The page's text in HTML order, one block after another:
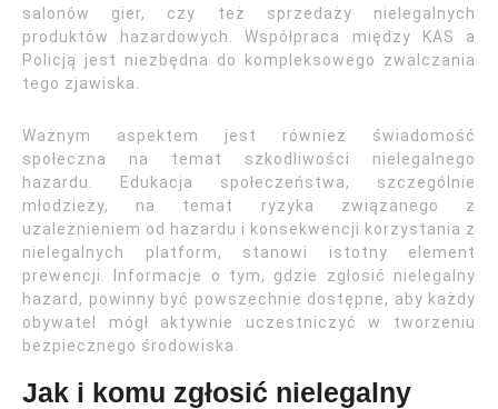
salonów gier, czy też sprzedaży nielegalnych
produktów hazardowych. Współpraca między KAS a
Policją jest niezbędna do kompleksowego zwalczania
tego zjawiska.
Ważnym aspektem jest również świadomość
społeczna na temat szkodliwości nielegalnego
hazardu. Edukacja społeczeństwa, szczególnie
młodzieży, na temat ryzyka związanego z
uzależnieniem od hazardu i konsekwencji korzystania z
nielegalnych platform, stanowi istotny element
prewencji. Informacje o tym, gdzie zgłosić nielegalny
hazard, powinny być powszechnie dostępne, aby każdy
obywatel mógł aktywnie uczestniczyć w tworzeniu
bezpiecznego środowiska.
Jak i komu zgłosić nielegalny